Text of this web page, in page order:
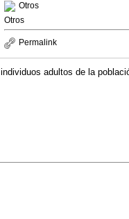
Otros
Otros
Permalink
adultos de la